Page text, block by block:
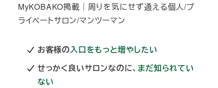
MyKOBAKO掲載｜周りを気にせず通える個人/プ
ライベートサロン/マンツーマン
お客様の入口をもっと増やしたい
せっかく良いサロンなのに、 まだ知られてい
ない